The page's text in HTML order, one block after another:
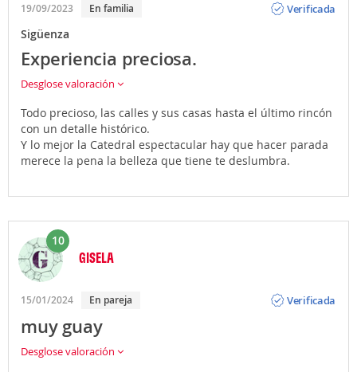
19/09/2023 En familia
Verificada
Sigüenza
Experiencia preciosa.
Desglose valoración
Todo precioso, las calles y sus casas hasta el último rincón
con un detalle histórico.
Y lo mejor la Catedral espectacular hay que hacer parada
merece la pena la belleza que tiene te deslumbra.
10
GISELA
15/01/2024 En pareja
Verificada
muy guay
Desglose valoración